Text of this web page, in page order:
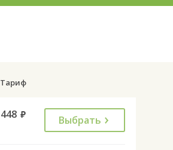
Тариф
448 руб. Выбрать